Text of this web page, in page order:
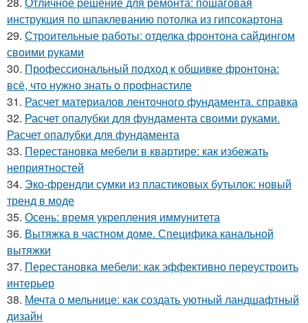
инструкция по шпаклеванию потолка из гипсокартона
29. Строительные работы: отделка фронтона сайдингом
своими руками
30. Профессиональный подход к обшивке фронтона:
всё, что нужно знать о профнастиле
31. Расчет материалов ленточного фундамента. справка
32. Расчет опалубки для фундамента своими руками.
Расчет опалубки для фундамента
33. Перестановка мебели в квартире: как избежать
неприятностей
34. Эко-френдли сумки из пластиковых бутылок: новый
тренд в моде
35. Осень: время укрепления иммунитета
36. Вытяжка в частном доме. Специфика канальной
вытяжки
37. Перестановка мебели: как эффективно переустроить
интерьер
38. Мечта о мельнице: как создать уютный ландшафтный
дизайн